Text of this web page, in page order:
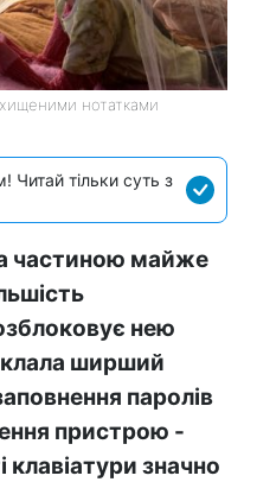
нотатками
Читай тільки суть з
частиною майже
нею
ширший
паролів
пристрою -
клавіатури значно